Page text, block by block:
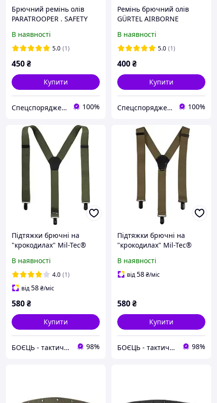
Брючний ремінь олів
PARATROOPER . SAFETY
В наявності
5.0 (1)
450₴
Купити
Спецспорядження 100%
Ремінь брючний олів
GÜRTEL AIRBORNE
В наявності
5.0 (1)
400₴
Купити
Спецспорядження 100%
Підтяжки брючні на
"крокодилах" Mil-Tec®
В наявності
4.0 (1)
від58₴/міс
580₴
Купити
БОЄЦЬ - тактичний одяг, берці,шеврони та спорядження у Львові 98%
Підтяжки брючні на
"крокодилах" Mil-Tec®
В наявності
від58₴/міс
580₴
Купити
БОЄЦЬ - тактичний одяг, берці,шеврони та спорядження у Львові 98%